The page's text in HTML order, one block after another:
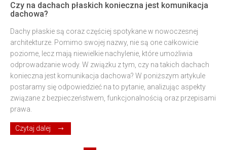
Czy na dachach płaskich konieczna jest komunikacja
dachowa?
Dachy płaskie są coraz częściej spotykane w nowoczesnej
architekturze. Pomimo swojej nazwy, nie są one całkowicie
poziome, lecz mają niewielkie nachylenie, które umożliwia
odprowadzanie wody. W związku z tym, czy na takich dachach
konieczna jest komunikacja dachowa? W poniższym artykule
postaramy się odpowiedzieć na to pytanie, analizując aspekty
związane z bezpieczeństwem, funkcjonalnością oraz przepisami
prawa.
Czytaj dalej